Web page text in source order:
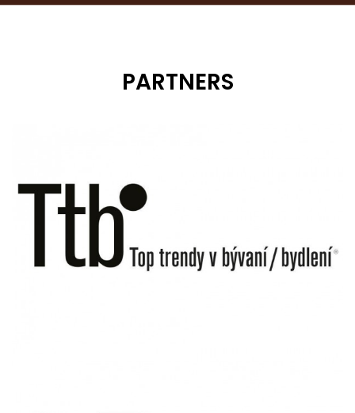
PARTNERS